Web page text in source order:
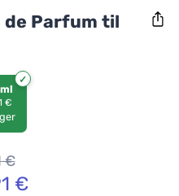
de Parfum til
€
€
€